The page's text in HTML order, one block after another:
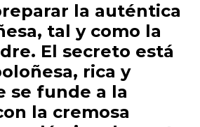
la auténtica
tal y como la
El secreto está
rica y
se funde a la
la cremosa